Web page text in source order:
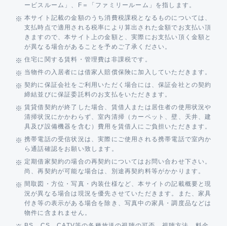
ービスルーム」、F＝「ファミリールーム」を指します。
本サイト記載の金額のうち消費税課税となるものについては、
支払時点で適用される税率により算出された金額でお支払い頂
きますので、本サイト上の金額と、実際にお支払い頂く金額と
が異なる場合があることを予めご了承ください。
住宅に関する賃料・管理費は非課税です。
当物件の入居者には借家人賠償保険に加入していただきます。
契約に保証会社をご利用いただく場合には、保証会社との契約
締結並びに保証委託料のお支払をいただきます。
賃貸借契約が終了した場合、賃借人または居住者の使用状況や
清掃状況にかかわらず、室内清掃（カーペット、壁、天井、建
具及び設備機器を含む）費用を賃借人にご負担いただきます。
携帯電話の受信状況は、実際にご使用される携帯電話で室内か
ら通話確認をお願い致します。
定期借家契約の場合の再契約についてはお問い合わせ下さい。
尚、再契約が可能な場合は、別途再契約料等がかかります。
間取図・方位・写真・内装仕様など、本サイトの記載概要と現
況が異なる場合は現況を優先させていただきます。また、家具
付き等の表示がある場合を除き、写真中の家具・調度品などは
物件に含まれません。